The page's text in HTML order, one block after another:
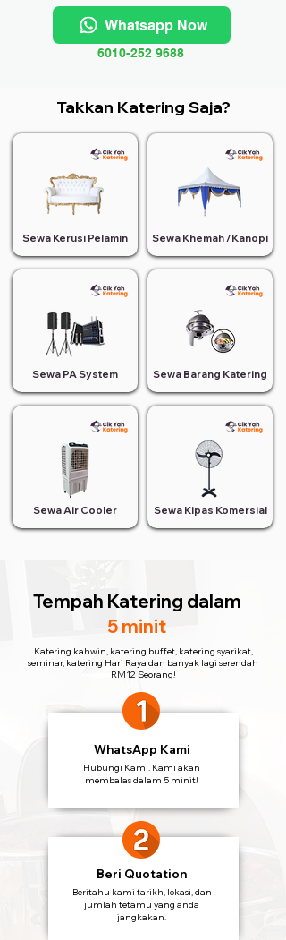
Whatsapp Now
6010-252 9688
Takkan Katering Saja?
Sewa Kerusi Pelamin
Sewa PA System
Sewa Air Cooler
Sewa Khemah /Kanopi
Sewa Barang Katering
Sewa Kipas Komersial
Tempah Katering dalam
5 minit
Katering kahwin, katering buffet, katering syarikat,
seminar, katering Hari Raya dan banyak lagi serendah
RM12 Seorang!
WhatsApp Kami
Hubungi Kami. Kami akan
membalas dalam 5 minit!
Beri Quotation
Beritahu kami tarikh, lokasi, dan
jumlah tetamu yang anda
jangkakan.